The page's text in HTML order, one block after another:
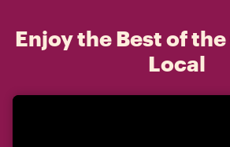
Enjoy the Best of
Local